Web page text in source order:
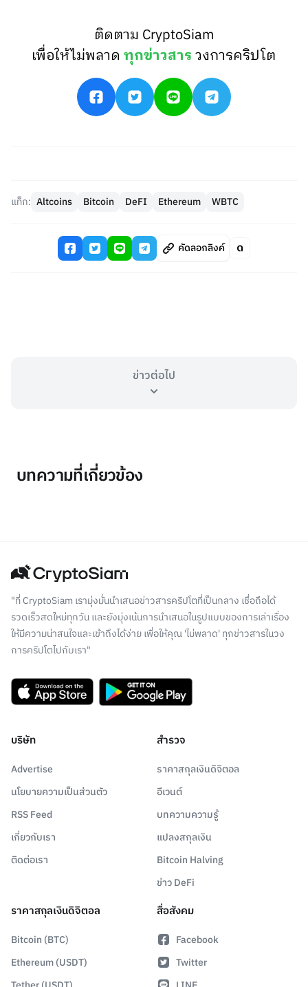
ติดตาม CryptoSiam
เพื่อให้ไม่พลาดทุกข่าวสารวงการคริปโต
แท็ก: Altcoins Bitcoin DeFI Ethereum WBTC
คัดลอกลิงค์
ข่าวต่อไป
บทความที่เกี่ยวข้อง
"ที่ CryptoSiam เรามุ่งมั่นนำเสนอข่าวสารคริปโตที่เป็นกลาง เชื่อถือได้
รวดเร็วสดใหม่ทุกวัน และยังมุ่งเน้นการนำเสนอในรูปแบบของการเล่าเรื่อง
ให้มีความน่าสนใจและเข้าถึงได้ง่าย เพื่อให้คุณ 'ไม่พลาด' ทุกข่าวสารในวง
การคริปโตไปกับเรา"
บริษัท
Advertise
นโยบายความเป็นส่วนตัว
RSS Feed
เกี่ยวกับเรา
ติดต่อเรา
สำรวจ
ราคาสกุลเงินดิจิตอล
อีเวนต์
บทความความรู้
แปลงสกุลเงิน
Bitcoin Halving
ข่าว DeFi
ราคาสกุลเงินดิจิตอล
Bitcoin (BTC)
Ethereum (USDT)
สื่อสังคม
Facebook
Twitter